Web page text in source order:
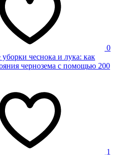
0
чеснока и лука: как
чернозема с помощью 200
1